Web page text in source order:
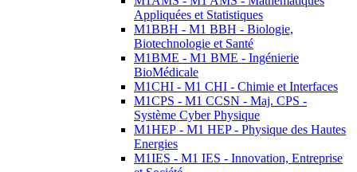
Appliquées et Statistiques
M1BBH - M1 BBH - Biologie,
Biotechnologie et Santé
M1BME - M1 BME - Ingénierie
BioMédicale
M1CHI - M1 CHI - Chimie et Interfaces
M1CPS - M1 CCSN - Maj. CPS -
Système Cyber Physique
M1HEP - M1 HEP - Physique des Hautes
Energies
M1IES - M1 IES - Innovation, Entreprise